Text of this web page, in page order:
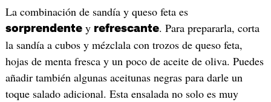
La combinación de sandía y queso feta es
sorprendentey refrescante. Para prepararla, corta
la sandía a cubos y mézclala con trozos de queso feta,
hojas de menta fresca y un poco de aceite de oliva. Puedes
añadir también algunas aceitunas negras para darle un
toque salado adicional. Esta ensalada no solo es muy